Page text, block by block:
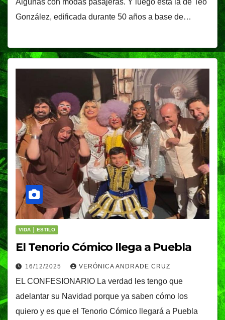
Algunas con modas pasajeras. Y luego está la de Teo
González, edificada durante 50 años a base de…
VIDA │ ESTILO
El Tenorio Cómico llega a Puebla
16/12/2025 VERÓNICA ANDRADE CRUZ
EL CONFESIONARIO La verdad les tengo que
adelantar su Navidad porque ya saben cómo los
quiero y es que el Tenorio Cómico llegará a Puebla